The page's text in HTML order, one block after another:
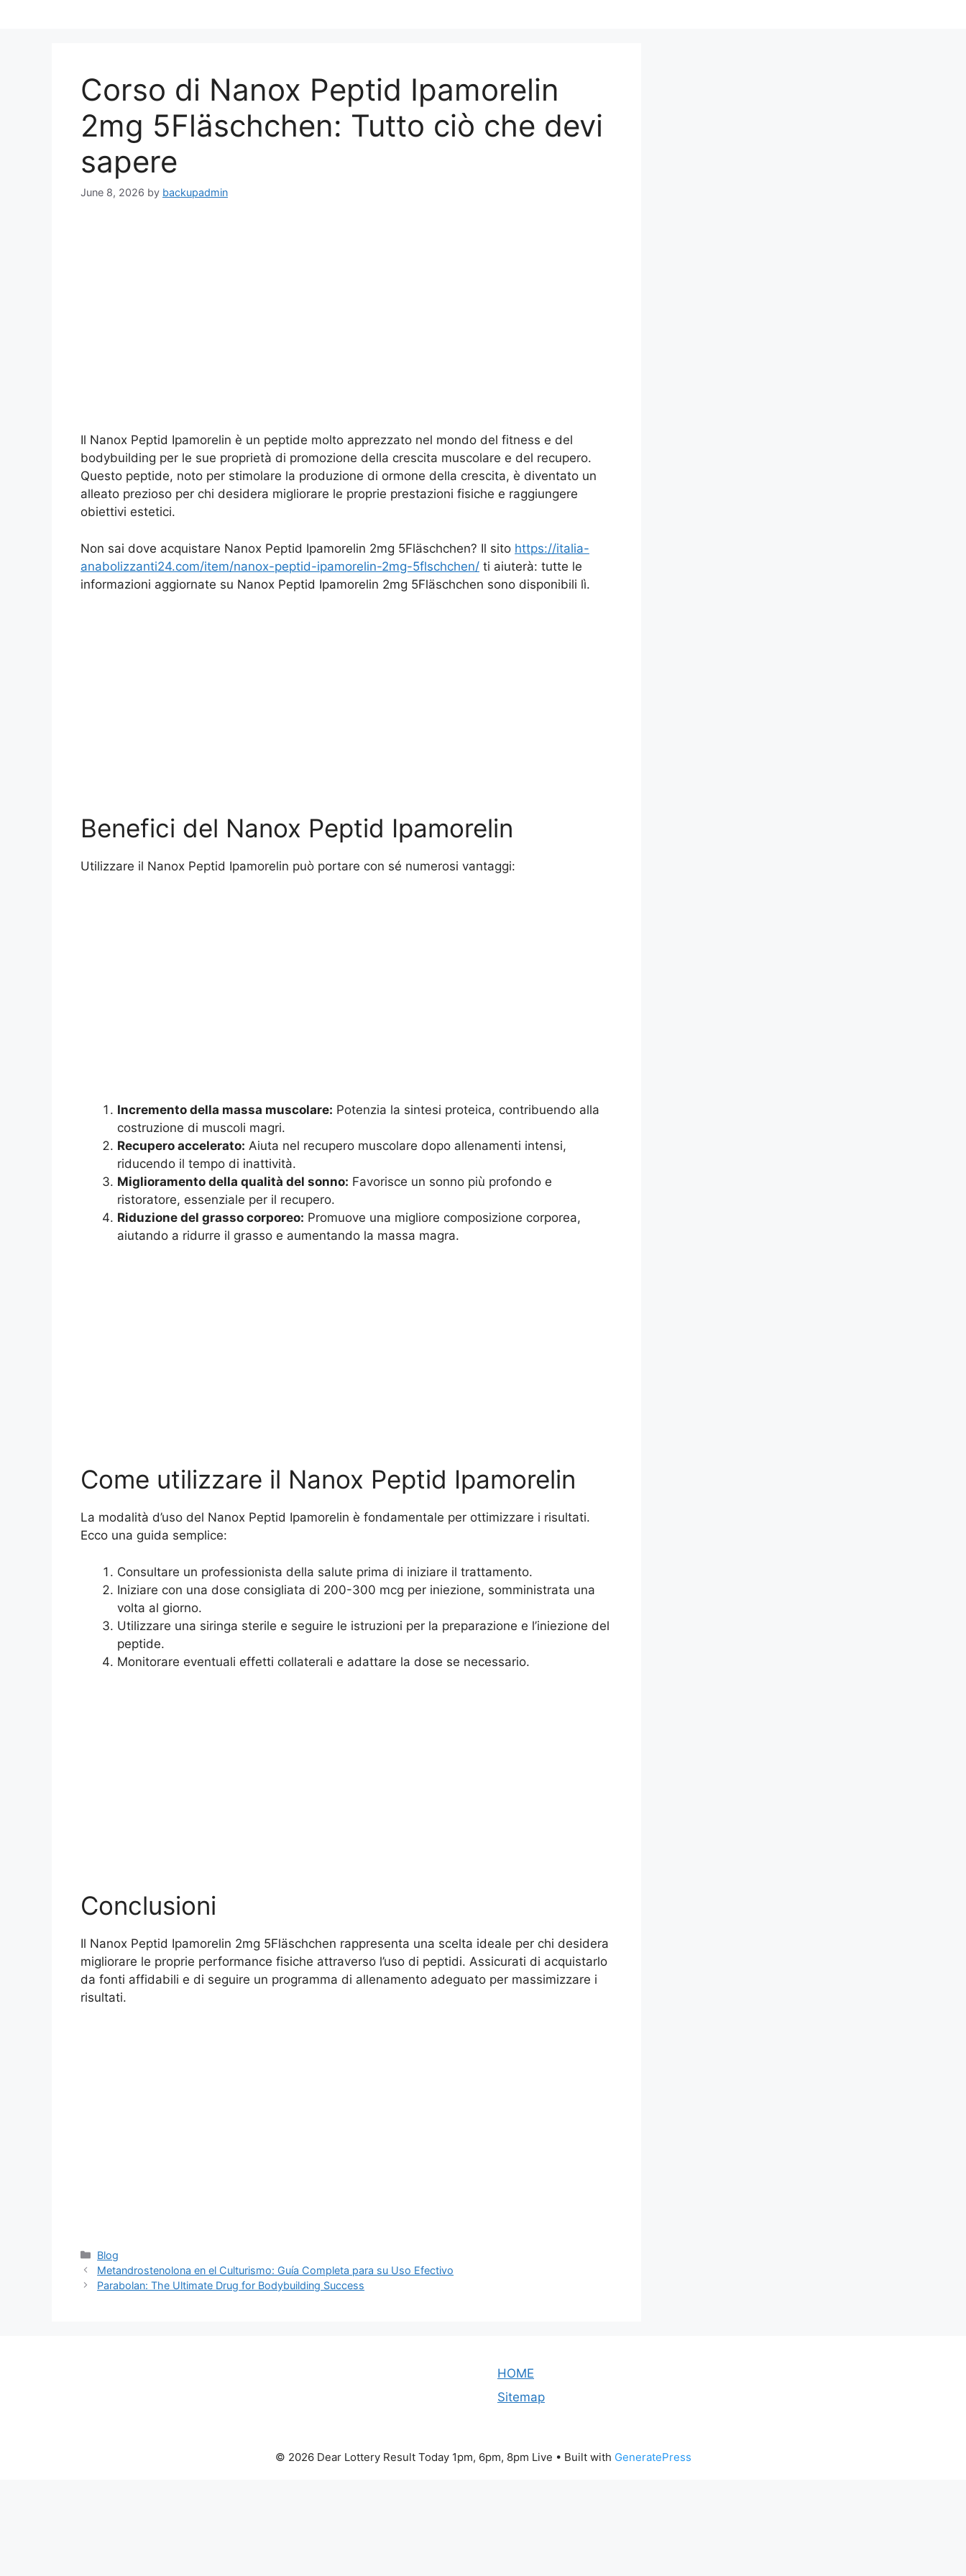
Corso di Nanox Peptid Ipamorelin
2mg 5Fläschchen: Tutto ciò che devi
sapere
June 8, 2026 by backupadmin
Il Nanox Peptid Ipamorelin è un peptide molto apprezzato nel mondo del fitness e del
bodybuilding per le sue proprietà di promozione della crescita muscolare e del recupero.
Questo peptide, noto per stimolare la produzione di ormone della crescita, è diventato un
alleato prezioso per chi desidera migliorare le proprie prestazioni fisiche e raggiungere
obiettivi estetici.
Non sai dove acquistare Nanox Peptid Ipamorelin 2mg 5Fläschchen? Il sito https://italia-
anabolizzanti24.com/item/nanox-peptid-ipamorelin-2mg-5flschchen/ ti aiuterà: tutte le
informazioni aggiornate su Nanox Peptid Ipamorelin 2mg 5Fläschchen sono disponibili lì.
Benefici del Nanox Peptid Ipamorelin
Utilizzare il Nanox Peptid Ipamorelin può portare con sé numerosi vantaggi:
Incremento della massa muscolare: Potenzia la sintesi proteica, contribuendo alla
costruzione di muscoli magri.
Recupero accelerato: Aiuta nel recupero muscolare dopo allenamenti intensi,
riducendo il tempo di inattività.
Miglioramento della qualità del sonno: Favorisce un sonno più profondo e
ristoratore, essenziale per il recupero.
Riduzione del grasso corporeo: Promuove una migliore composizione corporea,
aiutando a ridurre il grasso e aumentando la massa magra.
Come utilizzare il Nanox Peptid Ipamorelin
La modalità d’uso del Nanox Peptid Ipamorelin è fondamentale per ottimizzare i risultati.
Ecco una guida semplice:
Consultare un professionista della salute prima di iniziare il trattamento.
Iniziare con una dose consigliata di 200-300 mcg per iniezione, somministrata una
volta al giorno.
Utilizzare una siringa sterile e seguire le istruzioni per la preparazione e l’iniezione del
peptide.
Monitorare eventuali effetti collaterali e adattare la dose se necessario.
Conclusioni
Il Nanox Peptid Ipamorelin 2mg 5Fläschchen rappresenta una scelta ideale per chi desidera
migliorare le proprie performance fisiche attraverso l’uso di peptidi. Assicurati di acquistarlo
da fonti affidabili e di seguire un programma di allenamento adeguato per massimizzare i
risultati.
Categories
Blog
Metandrostenolona en el Culturismo: Guía Completa para su Uso Efectivo
Parabolan: The Ultimate Drug for Bodybuilding Success
HOME
Sitemap
© 2026 Dear Lottery Result Today 1pm, 6pm, 8pm Live • Built with GeneratePress